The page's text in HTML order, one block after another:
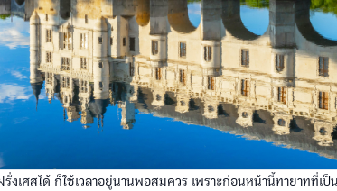
งเศสได้ ก็ใช้เวลาอยู่นานพอสมควร เพราะก่อนหน้านี้ทายาทที่เป็